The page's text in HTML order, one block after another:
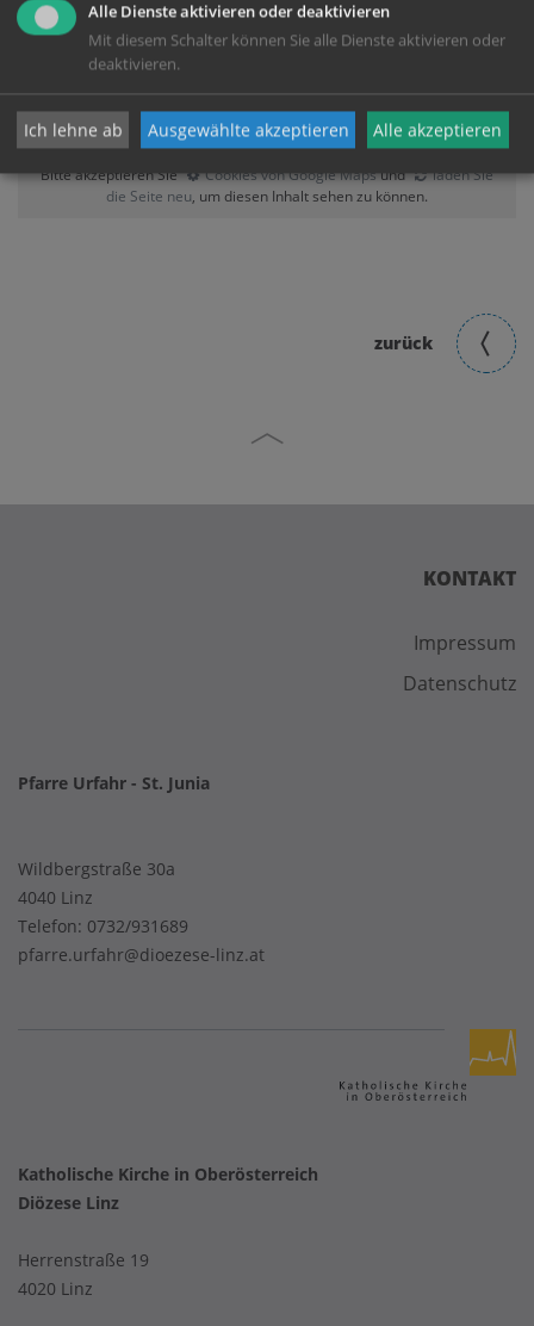
Karte:
Zustimmung erforderlich!
Bitte akzeptieren Sie
Cookies von Google Mapsund
laden Sie
die Seite neu, um diesen Inhalt sehen zu können.
zurück
KONTAKT
Impressum
Datenschutz
Pfarre Urfahr - St. Junia
Wildbergstraße 30a
4040 Linz
Telefon: 0732/931689
pfarre.urfahr@dioezese-linz.at
Katholische Kirche in Oberösterreich
Diözese Linz
Herrenstraße 19
4020 Linz
Alle Dienste aktivieren oder deaktivieren
Mit diesem Schalter können Sie alle Dienste aktivieren oder
deaktivieren.
Ich lehne ab Ausgewählte akzeptieren Alle akzeptieren